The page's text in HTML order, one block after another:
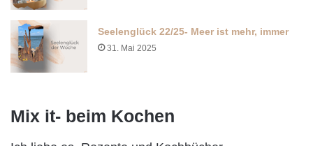
Seelenglück 22/25- Meer ist mehr, immer
31. Mai 2025
Mix it- beim Kochen